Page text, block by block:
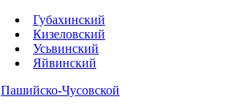
Губахинский
Кизеловский
Усьвинский
Яйвинский
Пашийско-Чусовской